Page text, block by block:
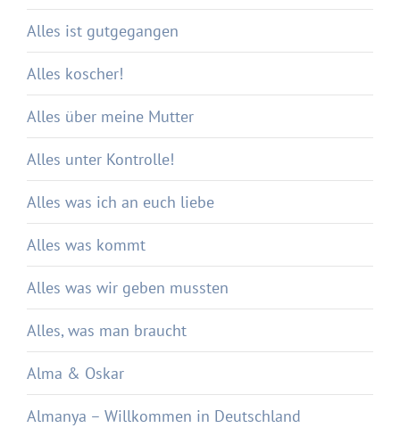
Alles ist gutgegangen
Alles koscher!
Alles über meine Mutter
Alles unter Kontrolle!
Alles was ich an euch liebe
Alles was kommt
Alles was wir geben mussten
Alles, was man braucht
Alma & Oskar
Almanya – Willkommen in Deutschland